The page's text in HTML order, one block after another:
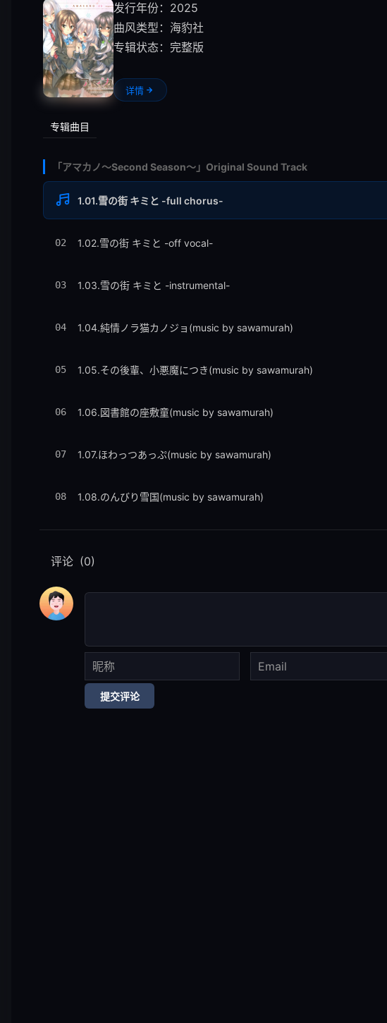
发行年份：2025
曲风类型： 海豹社
专辑状态：完整版
详情
专辑曲目
「アマカノ～Second Season～」Original Sound Track
1.01.雪の街 キミと -full chorus-
02 1.02.雪の街 キミと -off vocal-
03 1.03.雪の街 キミと -instrumental-
04 1.04.純情ノラ猫カノジョ(music by sawamurah)
05 1.05.その後輩、小悪魔につき(music by sawamurah)
06 1.06.図書館の座敷童(music by sawamurah)
07 1.07.ほわっつあっぷ(music by sawamurah)
08 1.08.のんびり雪国(music by sawamurah)
11
1.12.雪の街 キミと -orgel-
1.13.snow crystal～Acoustic arrange～ -full chorus-
评论 (0)
提交评论